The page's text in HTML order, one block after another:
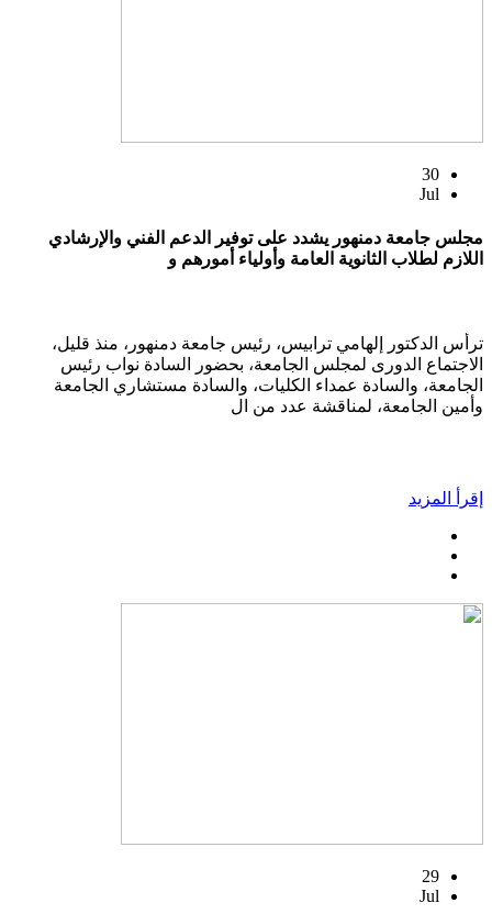
30
Jul
مجلس جامعة دمنهور يشدد على توفير الدعم الفني والإرشادي
اللازم لطلاب الثانوية العامة وأولياء أمورهم و
ترأس الدكتور إلهامي ترابيس، رئيس جامعة دمنهور، منذ قليل،
الاجتماع الدورى لمجلس الجامعة، بحضور السادة نواب رئيس
الجامعة، والسادة عمداء الكليات، والسادة مستشاري الجامعة
وأمين الجامعة، لمناقشة عدد من ال
إقرأ المزيد
29
Jul